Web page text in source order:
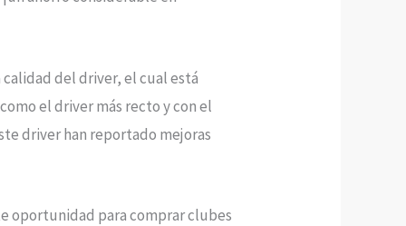
calidad del driver, el cual está
el driver más recto y con el
driver han reportado mejoras
oportunidad para comprar clubes